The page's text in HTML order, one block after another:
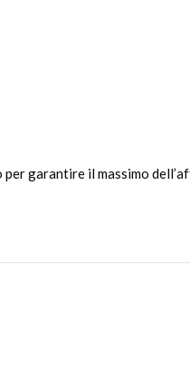
garantire il massimo